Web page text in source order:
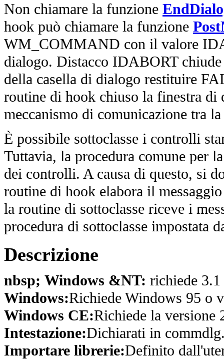
Non chiamare la funzione
hook può chiamare la funzione
WM_COMMAND con il valore
dialogo. Distacco IDABORT
della casella di dialogo restituire
routine di hook chiuso la finestra
meccanismo di comunicazione tra
È possibile sottoclasse i controlli
Tuttavia, la procedura comune per
dei controlli. A causa di questo, si
routine di hook elabora il
la routine di sottoclasse riceve i
procedura di sottoclasse impostata
Descrizione
nbsp; Windows &NT: richiede 3.1
Windows:Richiede Windows 95 o
Windows CE:Richiede la versione
Intestazione:Dichiarati in
Importare librerie:Definito